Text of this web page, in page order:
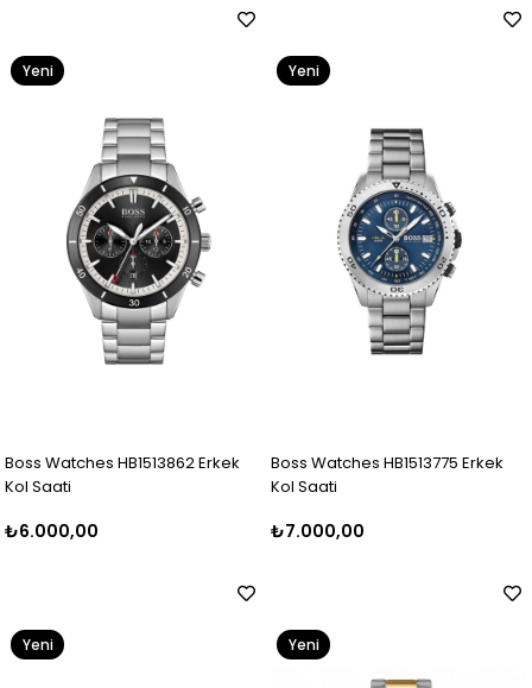
Boss Watches HB1513862 Erkek
Kol Saati
₺6.000,00
Yeni
Boss Watches HB1513775 Erkek
Kol Saati
₺7.000,00
Yeni
Yeni
Yeni